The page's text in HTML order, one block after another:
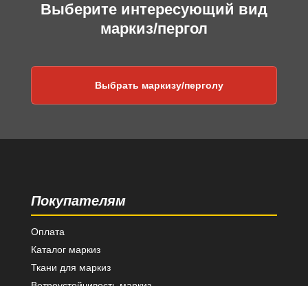
Выберите интересующий вид
маркиз/пергол
Выбрать маркизу/перголу
Покупателям
Оплата
Каталог маркиз
Ткани для маркиз